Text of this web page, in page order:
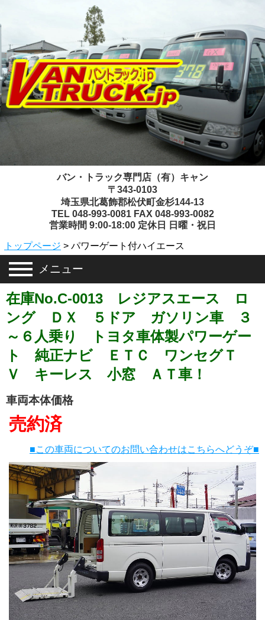
バン・トラック専門店（有）キャン
〒343-0103
埼玉県北葛飾郡松伏町金杉144-13
TEL 048-993-0081 FAX 048-993-0082
営業時間 9:00-18:00 定休日 日曜・祝日
トップページ > パワーゲート付ハイエース
メニュー
在庫No.C-0013 レジアスエース ロ
ング ＤＸ ５ドア ガソリン車 ３
～６人乗り トヨタ車体製パワーゲー
ト 純正ナビ ＥＴＣ ワンセグＴ
Ｖ キーレス 小窓 ＡＴ車！
車両本体価格
売約済
■この車両についてのお問い合わせはこちらへどうぞ■